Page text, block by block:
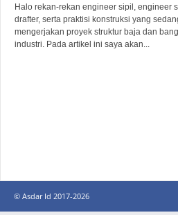
Halo rekan-rekan engineer sipil, engineer
drafter, serta praktisi konstruksi yang
mengerjakan proyek struktur baja dan
industri. Pada artikel ini saya akan...
© Asdar Id 2017-2026